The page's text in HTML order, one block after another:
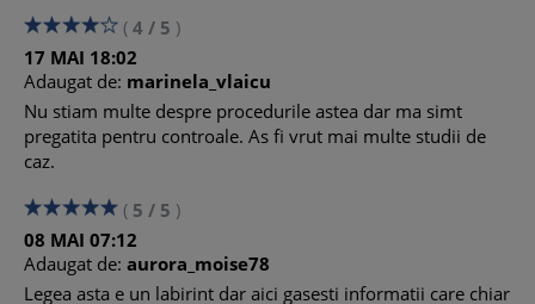
12. Obligatiile companiilor prin prisma Legii privind
prevenirea si combaterea spalarii banilor
12.1 Obligatia de evaluare a riscurilor
12.2 Elaborarea de proceduri interne in vederea respectarii
Legii 129/2019
12.3 Organizarea functiei de audit intern
12.4 Instruirea angajatilor - in aplicarea prevederilor Legii
129/2019
12.5 Masuri de cunoastere a clientelei – Fisa identificare
client
12.6 Pastrarea documentelor
13. Declaratia privind beneficiarul real
( 4 / 5 )
17 MAI 18:02
Adaugat de: marinela_vlaicu
Nu stiam multe despre procedurile astea dar ma simt
pregatita pentru controale. As fi vrut mai multe studii de
caz.
( 5 / 5 )
08 MAI 07:12
Adaugat de: aurora_moise78
Legea asta e un labirint dar aici gasesti informatii care chiar